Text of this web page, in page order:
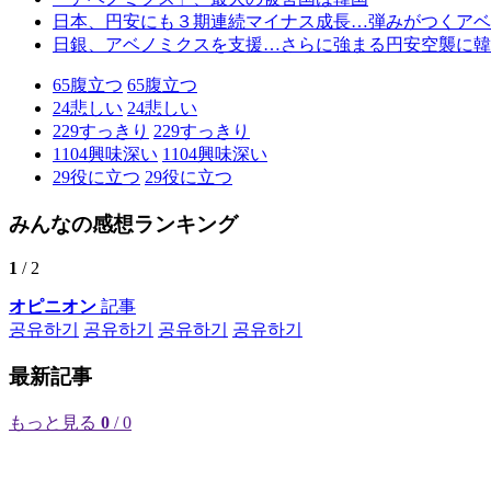
日本、円安にも３期連続マイナス成長…弾みがつくアベ
日銀、アベノミクスを支援…さらに強まる円安空襲に韓
65腹立つ 65腹立つ
24悲しい 24悲しい
229すっきり 229すっきり
1104興味深い 1104興味深い
29役に立つ 29役に立つ
みんなの感想ランキング
1 / 2
オピニオン 記事
공유하기
공유하기 공유하기 공유하기
最新記事
もっと見る 0 / 0